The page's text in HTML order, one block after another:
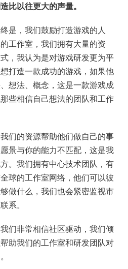
比以往更大的声量。
是，我们鼓励打造游戏的人
工作室，我们拥有大量的资
，我认为是对游戏研发更为平
打造一款成功的游戏，如果他
想法、概念，这是一款游戏成
些相信自己想法的团队和工作
们的资源帮助他们做自己的事
景与你的能力不匹配，这是我
。我们拥有中心技术团队，有
球的工作室网络，他们可以彼
做什么，我们也会紧密监视市
系。
们非常相信社区驱动，我们倾
助我们的工作室和研发团队对